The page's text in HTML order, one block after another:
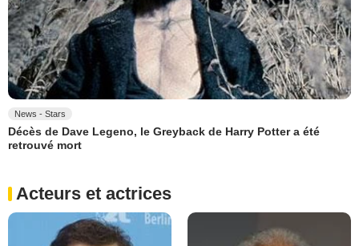
News - Stars
Décès de Dave Legeno, le Greyback de Harry Potter a été
retrouvé mort
Acteurs et actrices